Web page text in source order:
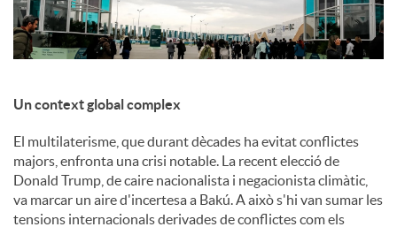
t
i
n
Un context global complex
El multilaterisme, que durant dècades ha evitat conflictes
majors, enfronta una crisi notable. La recent elecció de
Donald Trump, de caire nacionalista i negacionista climàtic,
va marcar un aire d'incertesa a Bakú. A això s'hi van sumar les
tensions internacionals derivades de conflictes com els